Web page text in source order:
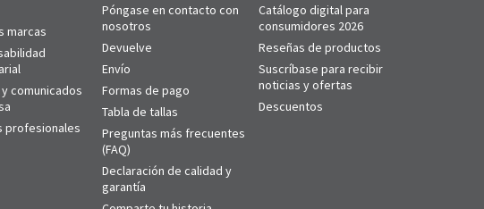
marcas
comunicados
profesionales
Póngase en contacto con
nosotros
Devuelve
Envío
Formas de pago
Tabla de tallas
Preguntas más frecuentes
(FAQ)
Declaración de calidad y
garantía
Catálogo digital para
consumidores 2026
Reseñas de productos
Suscríbase para recibir
noticias y ofertas
Descuentos